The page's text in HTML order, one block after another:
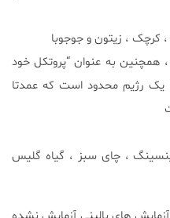
کرچک ، زیتون و جوجوبا
همچنین به عنوان “پروتکل خود
یک رژیم محدود است که عمدتا
، چای سبز ، گیاه گلیس